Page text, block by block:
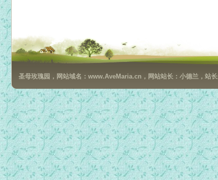
圣母玫瑰园，网站域名：www.AveMaria.cn，网站站长：小德兰，